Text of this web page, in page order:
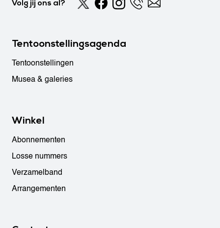
Volg jij ons al?
Tentoonstellingsagenda
Tentoonstellingen
Musea & galeries
Winkel
Abonnementen
Losse nummers
Verzamelband
Arrangementen